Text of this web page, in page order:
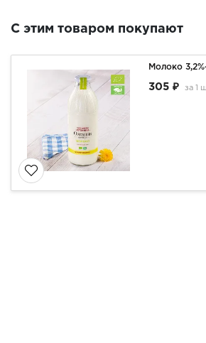
С этим товаром покупают
Молоко
305 ₽ за 1